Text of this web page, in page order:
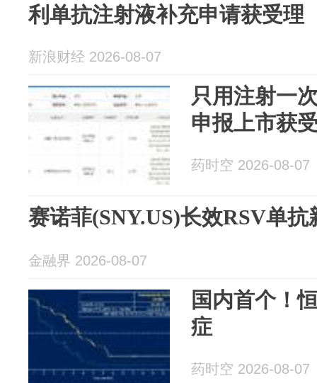
利单抗注射液补充申请获受理
新浪财经 2026-08-07
只用注射一
申报上市获
药时空 2026-08-07
赛诺菲(SNY.US)长效RSV单
金融界 2026-08-07
国内首个！
症
药时空 2026-08-07